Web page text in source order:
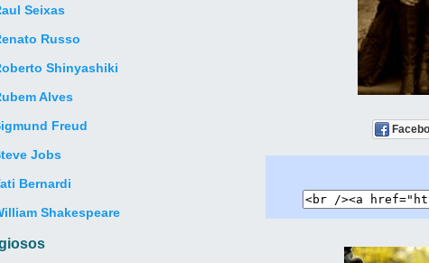
Seixas
Russo
Shinyashiki
Alves
Freud
Jobs
Bernardi
Shakespeare